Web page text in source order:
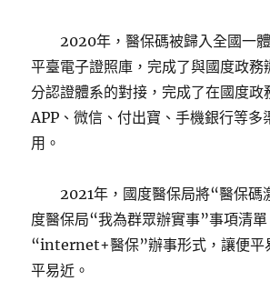
2020年，醫保碼被歸入全國一
平臺電子證照庫，完成了與國度政務
分認證體系的對接，完成了在國度政
APP、微信、付出寶、手機銀行等多
用。
2021年，國度醫保局將“醫保碼
度醫保局“我為群眾辦實事”事項清
“internet+醫保”辦事形式，讓便平
平易近。